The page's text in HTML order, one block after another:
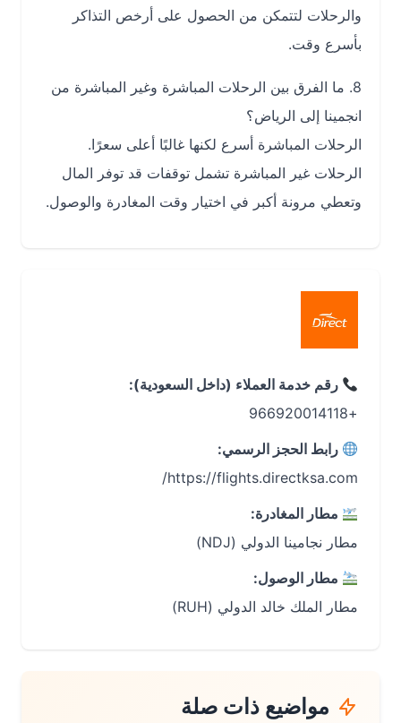
والرحلات لتتمكن من الحصول على أرخص التذاكر
بأسرع وقت.
8. ما الفرق بين الرحلات المباشرة وغير المباشرة من
انجمينا إلى الرياض؟
الرحلات المباشرة أسرع لكنها غالبًا أعلى سعرًا.
الرحلات غير المباشرة تشمل توقفات قد توفر المال
وتعطي مرونة أكبر في اختيار وقت المغادرة والوصول.
رقم خدمة العملاء (داخل السعودية):
رابط الحجز الرسمي:
https://flights.directksa.com/
مطار المغادرة:
مطار نجامينا الدولي (NDJ)
مطار الوصول:
مطار الملك خالد الدولي (RUH)
مواضيع ذات صلة